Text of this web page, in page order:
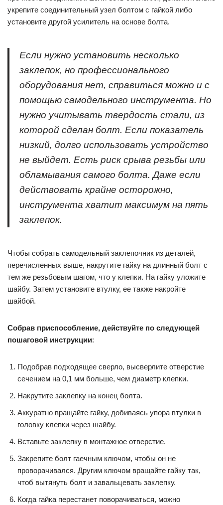
укрепите соединительный узел болтом с гайкой либо
установите другой усилитель на основе болта.
Если нужно установить несколько
заклепок, но профессионального
оборудования нет, справиться можно и с
помощью самодельного инструмента. Но
нужно учитывать твердость стали, из
которой сделан болт. Если показатель
низкий, долго использовать устройство
не выйдет. Есть риск срыва резьбы или
обламывания самого болта. Даже если
действовать крайне осторожно,
инструмента хватит максимум на пять
заклепок.
Чтобы собрать самодельный заклепочник из деталей,
перечисленных выше, накрутите гайку на длинный болт с
тем же резьбовым шагом, что у клепки. На гайку уложите
шайбу. Затем установите втулку, ее также накройте
шайбой.
Собрав приспособление, действуйте по следующей
пошаговой инструкции:
Подобрав подходящее сверло, высверлите отверстие
сечением на 0,1 мм больше, чем диаметр клепки.
Накрутите заклепку на конец болта.
Аккуратно вращайте гайку, добиваясь упора втулки в
головку клепки через шайбу.
Вставьте заклепку в монтажное отверстие.
Закрепите болт гаечным ключом, чтобы он не
проворачивался. Другим ключом вращайте гайку так,
чтоб вытянуть болт и завальцевать заклепку.
Когда гайка перестанет поворачиваться, можно